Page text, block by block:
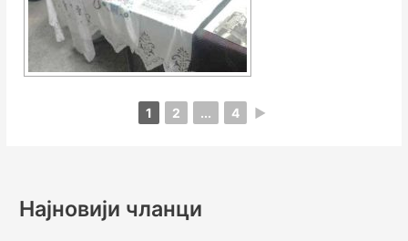
1 2 ... 4 ►
Најновији чланци